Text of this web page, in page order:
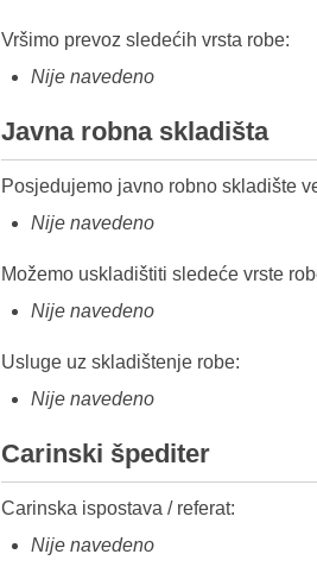
Vršimo prevoz sledećih vrsta robe:
Nije navedeno
Javna robna skladišta
Posjedujemo javno robno skladište
Nije navedeno
Možemo uskladištiti sledeće vrste
Nije navedeno
Usluge uz skladištenje robe:
Nije navedeno
Carinski špediter
Carinska ispostava / referat:
Nije navedeno